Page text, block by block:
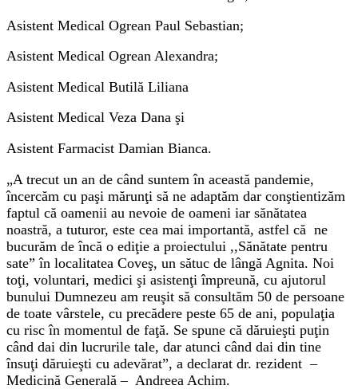
Asistent Medical Ogrean Paul Sebastian;
Asistent Medical Ogrean Alexandra;
Asistent Medical Butilă Liliana
Asistent Medical Veza Dana şi
Asistent Farmacist Damian Bianca.
„A trecut un an de când suntem în această pandemie,
încercăm cu paşi mărunţi să ne adaptăm dar conştientizăm
faptul că oamenii au nevoie de oameni iar sănătatea
noastră, a tuturor, este cea mai importantă, astfel că ne
bucurăm de încă o ediţie a proiectului ,,Sănătate pentru
sate” în localitatea Coveş, un sătuc de lângă Agnita. Noi
toţi, voluntari, medici şi asistenţi împreună, cu ajutorul
bunului Dumnezeu am reuşit să consultăm 50 de persoane
de toate vârstele, cu precădere peste 65 de ani, populaţia
cu risc în momentul de faţă. Se spune că dăruieşti puţin
când dai din lucrurile tale, dar atunci când dai din tine
însuţi dăruieşti cu adevărat”, a declarat dr. rezident –
Medicină Generală – Andreea Achim.